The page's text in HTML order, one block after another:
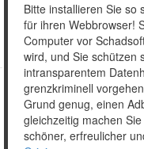
Copyright ©
Mobile
Bitte installieren Sie so
für ihren Webbrowser!
Computer vor
wird, und Sie schützen
intransparentem
grenzkriminell
Grund genug, einen
gleichzeitig machen
schöner, erfreulicher